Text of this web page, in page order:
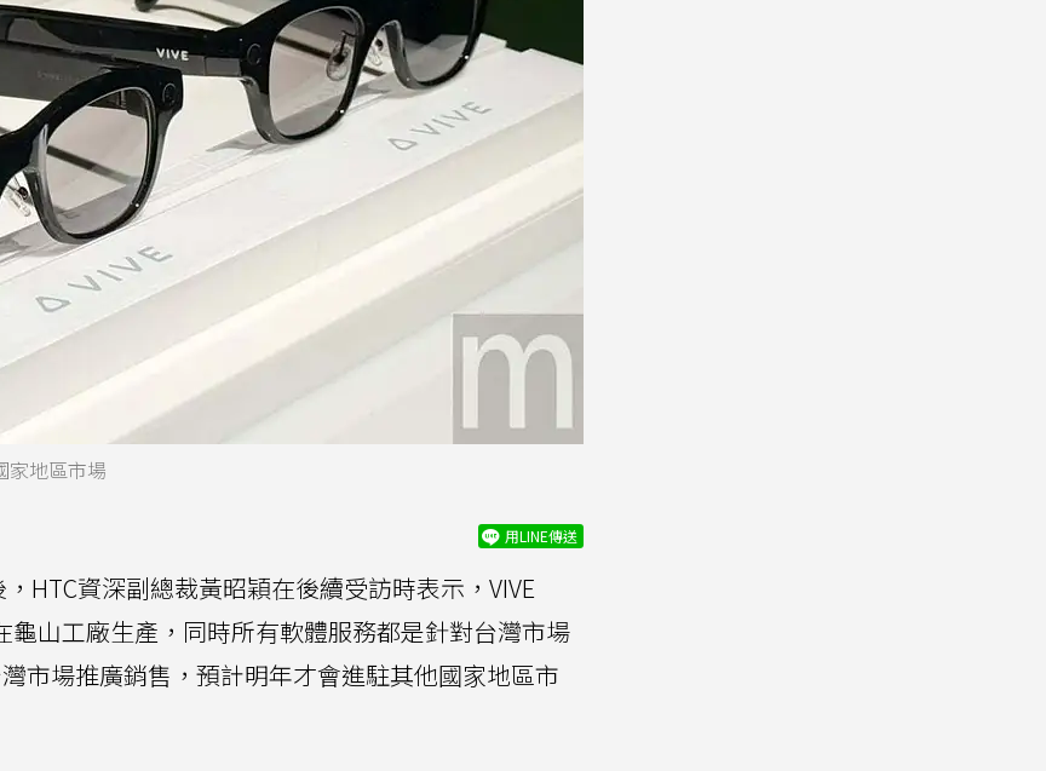
家地區市場
用LINE傳送
，HTC資深副總裁黃昭穎在後續受訪時表示，VIVE
山工廠生產，同時所有軟體服務都是針對台灣市場
市場推廣銷售，預計明年才會進駐其他國家地區市